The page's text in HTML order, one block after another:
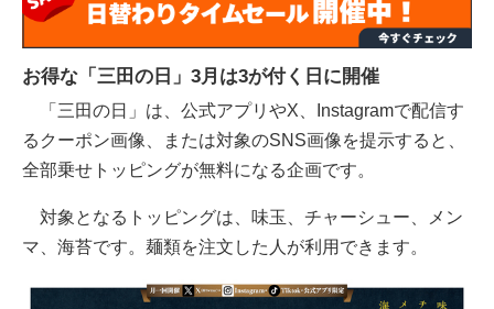
お得な「三田の日」3月は3が付く日に開催
「三田の日」は、公式アプリやX、Instagramで配信す
るクーポン画像、または対象のSNS画像を提示すると、
全部乗せトッピングが無料になる企画です。
対象となるトッピングは、味玉、チャーシュー、メン
マ、海苔です。麺類を注文した人が利用できます。